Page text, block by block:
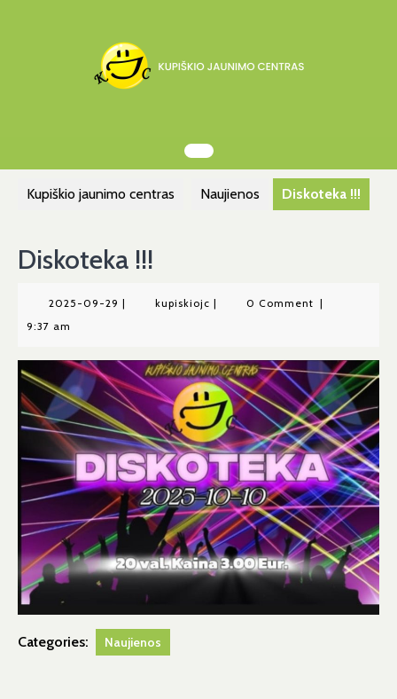
Kupiškio jaunimo centras Naujienos Diskoteka !!!
Diskoteka !!!
2025-09-29 2025-
| kupiskiojckupiskiojc
| 0 Comment |
9:37 am
Categories: Naujienos